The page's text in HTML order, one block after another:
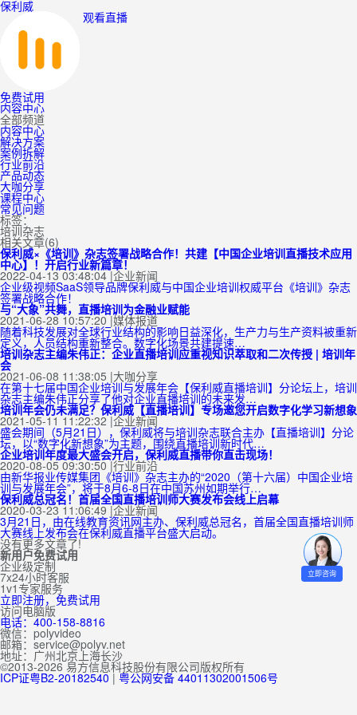
保利威
观看直播
免费试用
内容中心
全部频道
内容中心
解决方案
案例拆解
行业前沿
产品动态
大咖分享
课程中心
常见问题
标签：
培训杂志
相关文章(6)
保利威×《培训》杂志签署战略合作！共建【中国企业培训直播技术应用
中心】！开启行业新篇章！
2022-04-13 03:48:04 |企业新闻
企业级视频SaaS领导品牌保利威与中国企业培训权威平台《培训》杂志
签署战略合作！
与“大象”共舞，直播培训为金融业赋能
2021-06-28 10:57:20 |媒体报道
随着科技发展对全球行业结构的影响日益深化，生产力与生产资料被重新
定义，人员结构重新整合。数字化场景共建提速…
培训杂志主编朱伟正：企业直播培训应重视知识萃取和二次传授 | 培训年
会
2021-06-08 11:38:05 |大咖分享
在第十七届中国企业培训与发展年会【保利威直播培训】分论坛上，培训
杂志主编朱伟正分享了他对企业直播培训的未来发…
培训年会仍未满足？保利威【直播培训】专场邀您开启数字化学习新想象
2021-05-11 11:22:32 |企业新闻
盛会期间（5月21日），保利威将与培训杂志联合主办【直播培训】分论
坛，以“数字化新想象”为主题，围绕直播培训新时代…
企业培训年度最大盛会开启，保利威直播带你直击现场！
2020-08-05 09:30:50 |行业前沿
由新华报业传媒集团《培训》杂志主办的“2020（第十六届）中国企业培
训与发展年会”，将于8月6-8日在中国苏州如期举行…
保利威总冠名！首届全国直播培训师大赛发布会线上启幕
2020-03-23 11:06:49 |企业新闻
3月21日，由在线教育资讯网主办、保利威总冠名，首届全国直播培训师
大赛线上发布会在保利威直播平台盛大启动。
没有更多文章了!
新用户免费试用
企业级定制
7x24小时客服
1v1专家服务
立即注册，免费试用
访问电脑版
电话：400-158-8816
微信：polyvideo
邮箱：service@polyv.net
地址： 广州北京 上海长沙
©2013-2026 易方信息科技股份有限公司版权所有
ICP证粤B2-20182540 | 粤公网安备 44011302001506号
立即咨询